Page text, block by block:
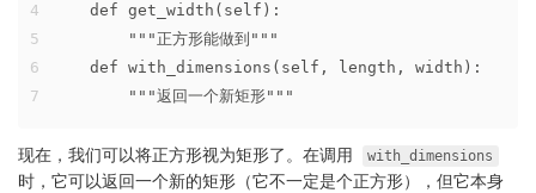
4
5
6
7
    def get_width(self):
        """正方形能做到"""
    def with_dimensions(self, length, width):
        """返回一个新矩形"""
现在，我们可以将正方形视为矩形了。在调用 with_dimensions
时，它可以返回一个新的矩形（它不一定是个正方形），但它本身